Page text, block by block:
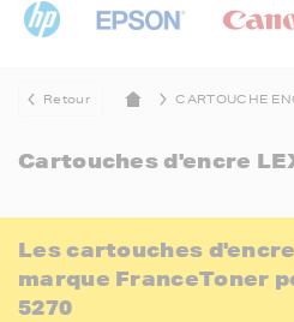
Retour CARTOUCHE
Cartouches d'encre
Les cartouches
marque FranceToner
5270